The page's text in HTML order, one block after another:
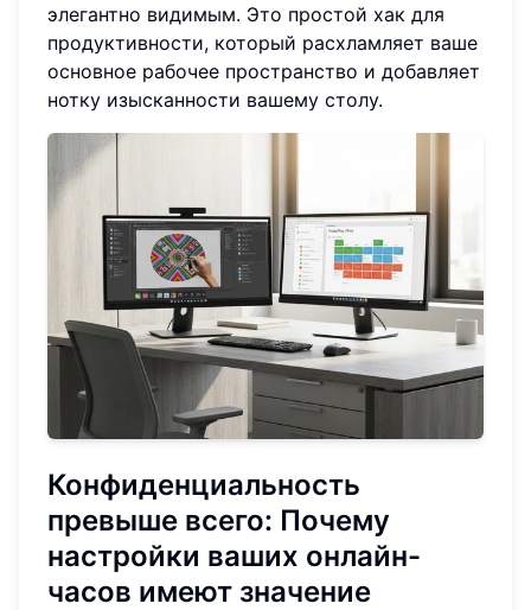
элегантно видимым. Это простой хак для
продуктивности, который расхламляет ваше
основное рабочее пространство и добавляет
нотку изысканности вашему столу.
Конфиденциальность
превыше всего: Почему
настройки ваших онлайн-
часов имеют значение